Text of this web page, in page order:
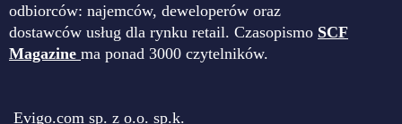
odbiorców: najemców, deweloperów oraz
dostawców usług dla rynku retail. Czasopismo SCF
Magazine ma ponad 3000 czytelników.
Evigo.com sp. z o.o. sp.k.